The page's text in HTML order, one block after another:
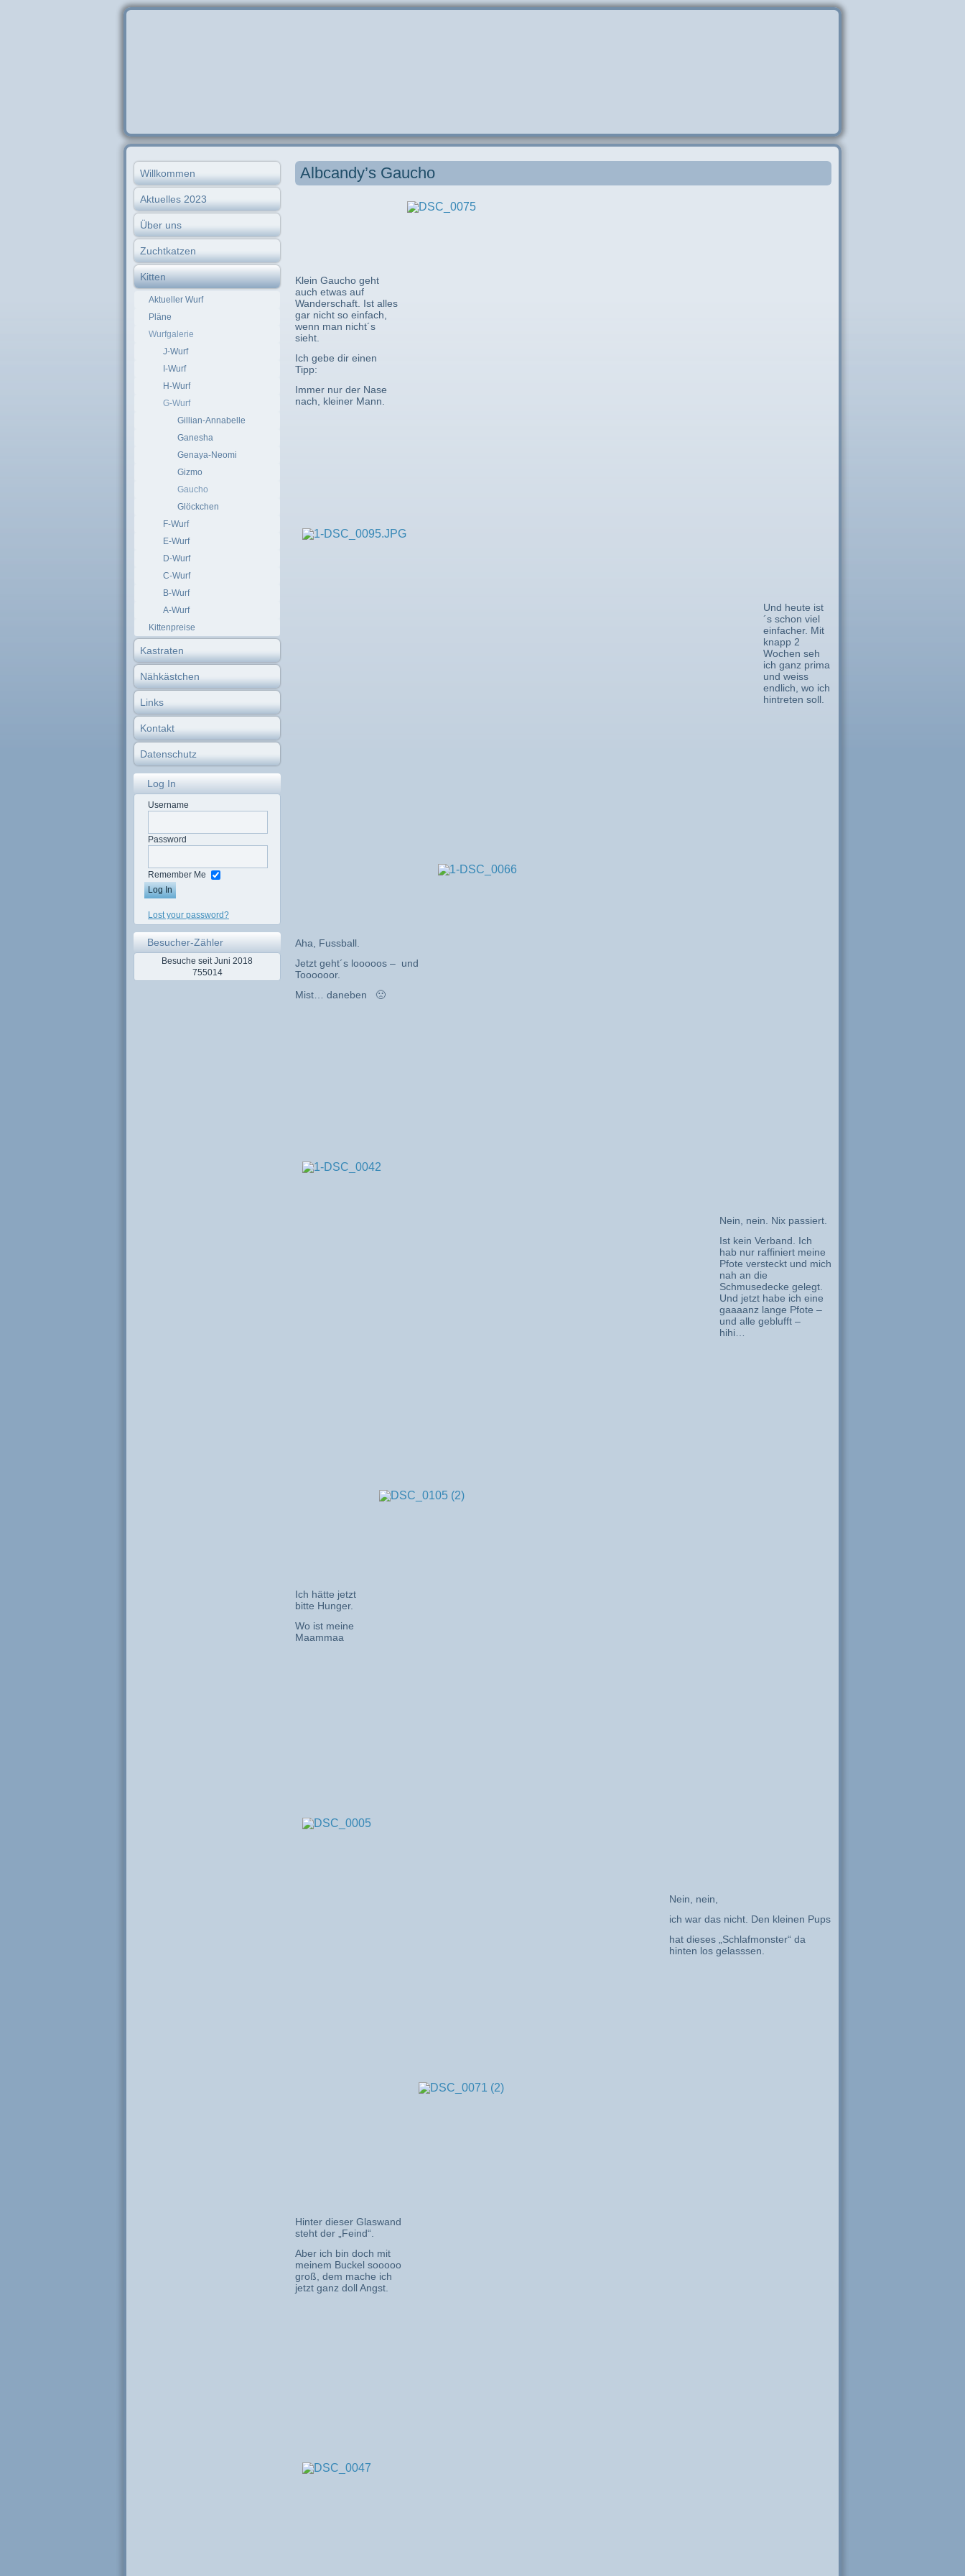
Willkommen
Aktuelles 2023
Über uns
Zuchtkatzen
Kitten
Aktueller Wurf
Pläne
Wurfgalerie
J-Wurf
I-Wurf
H-Wurf
G-Wurf
Gillian-Annabelle
Ganesha
Genaya-Neomi
Gizmo
Gaucho
Glöckchen
F-Wurf
E-Wurf
D-Wurf
C-Wurf
B-Wurf
A-Wurf
Kittenpreise
Kastraten
Nähkästchen
Links
Kontakt
Datenschutz
Log In
Username
Password
Remember Me
Lost your password?
Besucher-Zähler
Besuche seit Juni 2018
755014
Albcandy’s Gaucho
Klein Gaucho geht
auch etwas auf
Wanderschaft. Ist alles
gar nicht so einfach,
wenn man nicht´s
sieht.
Ich gebe dir einen
Tipp:
Immer nur der Nase
nach, kleiner Mann.
Und heute ist
´s schon viel
einfacher. Mit
knapp 2
Wochen seh
ich ganz prima
und weiss
endlich, wo ich
hintreten soll.
Aha, Fussball.
Jetzt geht´s looooos – und
Toooooor.
Mist… daneben 🙁
Nein, nein. Nix passiert.
Ist kein Verband. Ich
hab nur raffiniert meine
Pfote versteckt und mich
nah an die
Schmusedecke gelegt.
Und jetzt habe ich eine
gaaaanz lange Pfote –
und alle geblufft –
hihi…
Ich hätte jetzt
bitte Hunger.
Wo ist meine
Maammaa
Nein, nein,
ich war das nicht. Den kleinen Pups
hat dieses „Schlafmonster“ da
hinten los gelasssen.
Hinter dieser Glaswand
steht der „Feind“.
Aber ich bin doch mit
meinem Buckel sooooo
groß, dem mache ich
jetzt ganz doll Angst.